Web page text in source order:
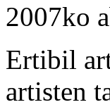
2007ko
Ertibil
artisten